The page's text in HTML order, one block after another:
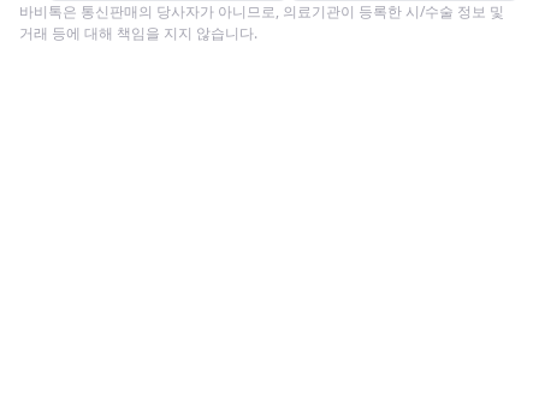
바비톡은 통신판매의 당사자가 아니므로, 의료기관이 등록한 시/수술 정보 및
거래 등에 대해 책임을 지지 않습니다.